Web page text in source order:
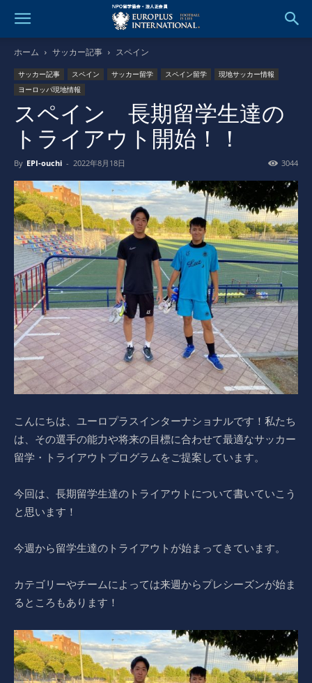
ホーム サッカー記事 スペイン
サッカー記事 スペイン サッカー留学 スペイン留学
現地サッカー情報
ヨーロッパ現地情報
スペイン 長期留学生達の
トライアウト開始！！
By EPI-ouchi - 2022年8月18日 3044
こんにちは、ユーロプラスインターナショナルです！私たち
は、その選手の能力や将来の目標に合わせて最適なサッカー
留学・トライアウトプログラムをご提案しています。
今回は、長期留学生達のトライアウトについて書いていこう
と思います！
今週から留学生達のトライアウトが始まってきています。
カテゴリーやチームによっては来週からプレシーズンが始ま
るところもあります！